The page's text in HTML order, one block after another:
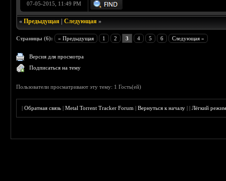
07-05-2015, 11:49 PM
«Предыдущая |Следующая »
Страницы (6): « Предыдущая 1 2 3 4 5 6 Следующая »
Версия для просмотра
Подписаться на тему
Пользователи просматривают эту тему: 1 Гость(ей)
|Обратная связь |Metal Torrent Tracker Forum |Вернуться к началу ||Лёгкий